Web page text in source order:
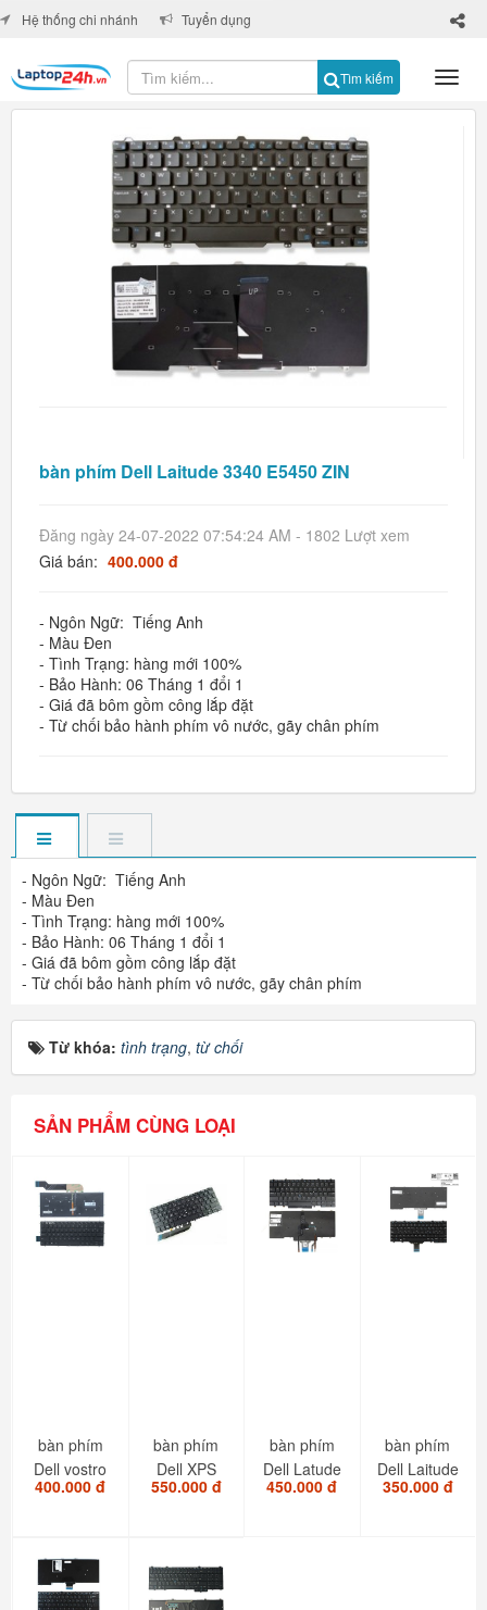
Tìm kiếm
×
Hệ thống chi nhánh Tuyển dụng
bàn phím Dell Laitude 3340 E5450 ZIN
Đăng ngày 24-07-2022 07:54:24 AM - 1802 Lượt xem
Giá bán: 400.000 đ
- Ngôn Ngữ: Tiếng Anh
- Màu Đen
- Tình Trạng: hàng mới 100%
- Bảo Hành: 06 Tháng 1 đổi 1
- Giá đã bôm gồm công lắp đặt
- Từ chối bảo hành phím vô nước, gãy chân phím
- Ngôn Ngữ: Tiếng Anh
- Màu Đen
- Tình Trạng: hàng mới 100%
- Bảo Hành: 06 Tháng 1 đổi 1
- Giá đã bôm gồm công lắp đặt
- Từ chối bảo hành phím vô nước, gãy chân phím
Từ khóa: tình trạng, từ chối
SẢN PHẨM CÙNG LOẠI
bàn phím
Dell vostro
7460
400.000 đ
bàn phím
Dell XPS
9360 9350
550.000 đ
bàn phím
Dell Latude
E7450
450.000 đ
bàn phím
Dell Laitude
E7250
350.000 đ